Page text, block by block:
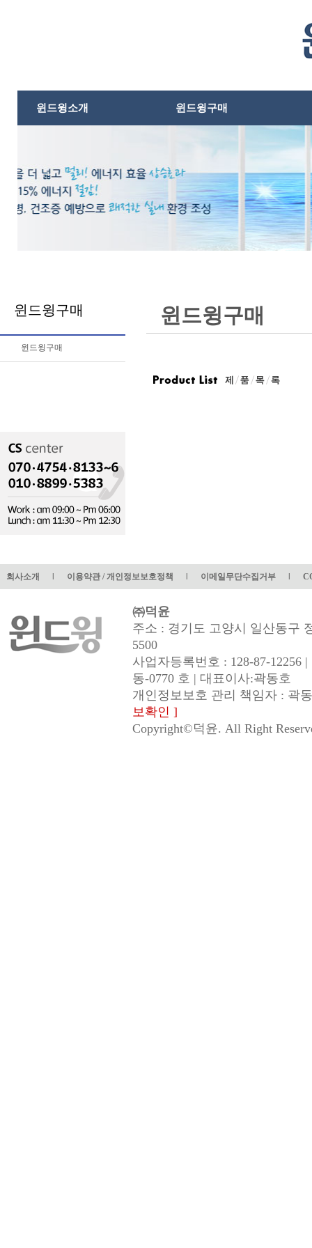
윈드윙소개 윈드윙구매
윈드윙구매
윈드윙구매
윈드윙구매
회사소개 이용약관 / 개인정보보호정책 이메일무단수집거부
㈜덕윤
주소 : 경기도 고양시 일산동구
5500
사업자등록번호 : 128-87-12256
동-0770 호 | 대표이사:곽동호
개인정보보호 관리 책임자 : 곽
보확인 ]
Copyright©덕윤. All Right